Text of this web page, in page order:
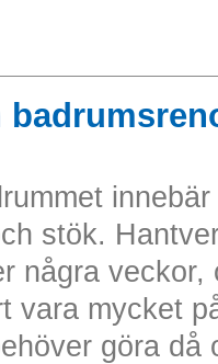
stök.
några
vara mycket
göra då